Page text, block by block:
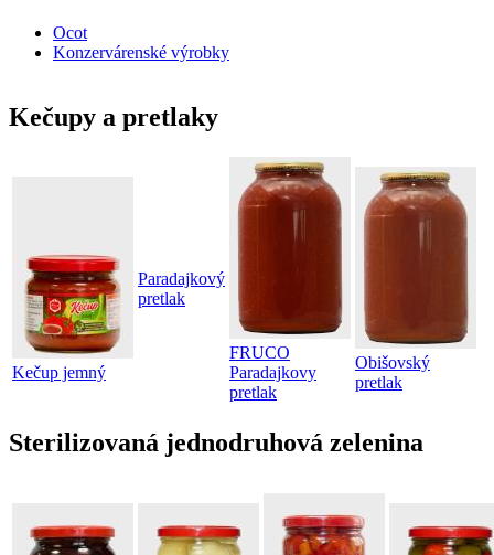
Ocot
Konzervárenské výrobky
Kečupy a pretlaky
Kečup jemný
Paradajkový
pretlak
FRUCO
Paradajkovy
pretlak
Obišovský
pretlak
Sterilizovaná jednodruhová zelenina